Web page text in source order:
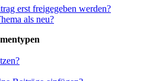
erst freigegeben werden?
als neu?